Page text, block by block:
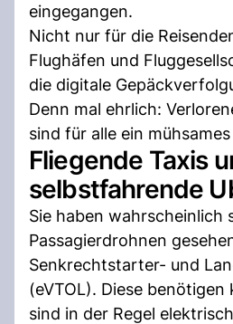
eingegangen.
Nicht nur für die
Flughäfen und
die digitale
Denn mal ehrlich:
sind für alle ein
Fliegende Taxis
selbstfahrende
Sie haben wahrscheinlich
Passagierdrohnen
Senkrechtstarter- und
(eVTOL). Diese
sind in der Regel